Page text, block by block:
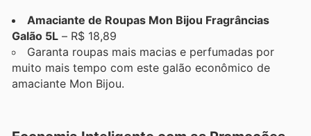
Amaciante de Roupas Mon Bijou Fragrâncias
Galão 5L – R$ 18,89
Garanta roupas mais macias e perfumadas por
muito mais tempo com este galão econômico de
amaciante Mon Bijou.